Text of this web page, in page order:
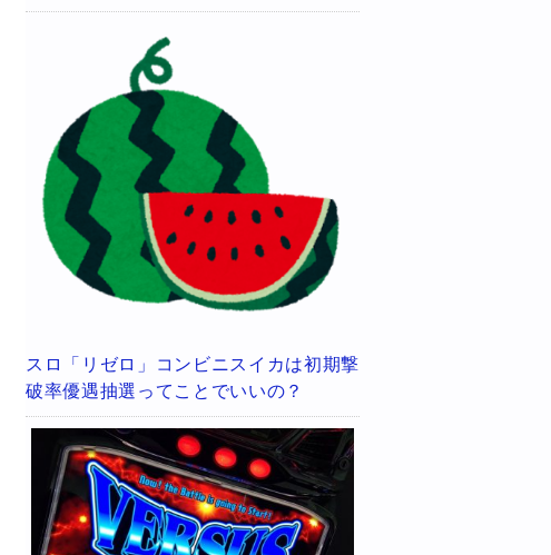
スロ「リゼロ」コンビニスイカは初期撃
破率優遇抽選ってことでいいの？